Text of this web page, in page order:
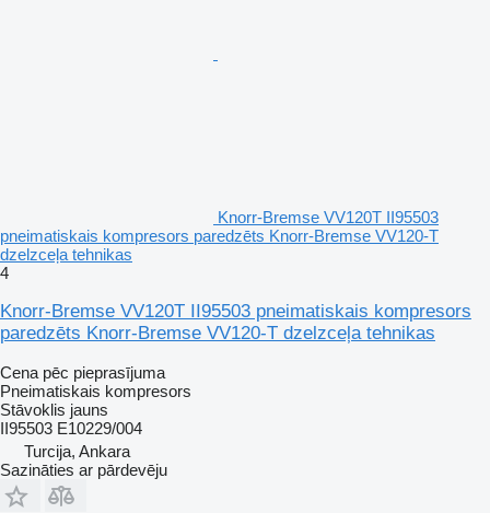
Knorr-Bremse VV120T II95503
pneimatiskais kompresors paredzēts Knorr-Bremse VV120-T
dzelzceļa tehnikas
4
Knorr-Bremse VV120T II95503 pneimatiskais kompresors
paredzēts Knorr-Bremse VV120-T dzelzceļa tehnikas
Cena pēc pieprasījuma
Pneimatiskais kompresors
Stāvoklis jauns
II95503 E10229/004
Turcija, Ankara
Sazināties ar pārdevēju